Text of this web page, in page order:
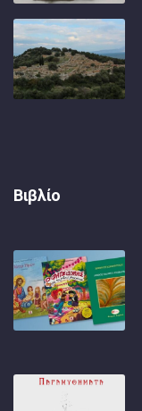
Βιβλίο